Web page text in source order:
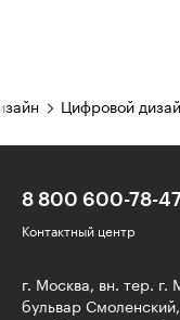
Цифровой
8 800 600-78-
Контактный центр
г. Москва, вн. тер. г.
бульвар Смоленский,